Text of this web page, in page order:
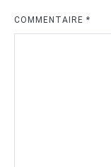
COMMENTAIRE *